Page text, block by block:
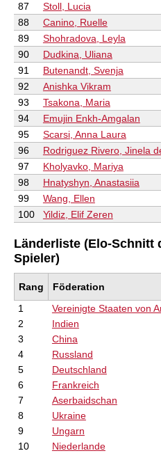
87
Stoll, Lucia
88
Canino, Ruelle
89
Shohradova, Leyla
90
Dudkina, Uliana
91
Butenandt, Svenja
92
Anishka Vikram
93
Tsakona, Maria
94
Emujin Enkh-Amgalan
95
Scarsi, Anna Laura
96
Rodriguez Rivero, Jinela
97
Kholyavko, Mariya
98
Hnatyshyn, Anastasiia
99
Wang, Ellen
100
Yildiz, Elif Zeren
Länderliste (Elo-Schnitt
Spieler)
Rang Föderation
1
Vereinigte Staaten von
2
Indien
3
China
4
Russland
5
Deutschland
6
Frankreich
7
Aserbaidschan
8
Ukraine
9
Ungarn
10
Niederlande